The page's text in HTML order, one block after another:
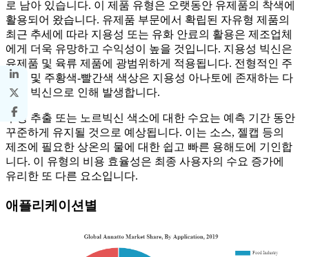
로 남아 있습니다. 이 제품 유형은 오랫동안 유제품의 착색에
활용되어 왔습니다. 유제품 부문에서 확립된 자유형 제품의
최근 추세에 따라 지용성 또는 유화 안료의 활용은 제조업체
에게 더욱 유망하고 수익성이 높을 것입니다. 지용성 빅신은
유제품 및 육류 제품에 광범위하게 적용됩니다. 전형적인 주
황색 및 주황색-빨간색 색상은 지용성 아나토에 존재하는 다
량의 빅신으로 인해 발생합니다.
수성 추출 또는 노르빅신 색소에 대한 수요는 예측 기간 동안
꾸준하게 유지될 것으로 예상됩니다. 이는 소스, 젤캡 등의
제조에 필요한 상온의 물에 대한 쉽고 빠른 용해도에 기인합
니다. 이 유형의 비용 효율성은 최종 사용자의 수요 증가에
유리한 또 다른 요소입니다.
애플리케이션별